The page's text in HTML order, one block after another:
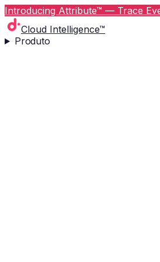
Introducing Attribute™ — Trace
Cloud Intelligence™
Produto